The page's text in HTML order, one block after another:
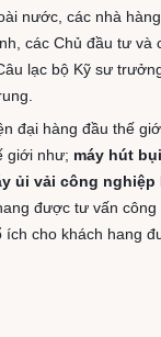
nước, các nhà
các Chủ đầu tư và
lạc bộ Kỹ sư
đại hàng đầu thế
giới như; máy hút
ủi vải công nghiệp
được tư vấn
cho khách hang